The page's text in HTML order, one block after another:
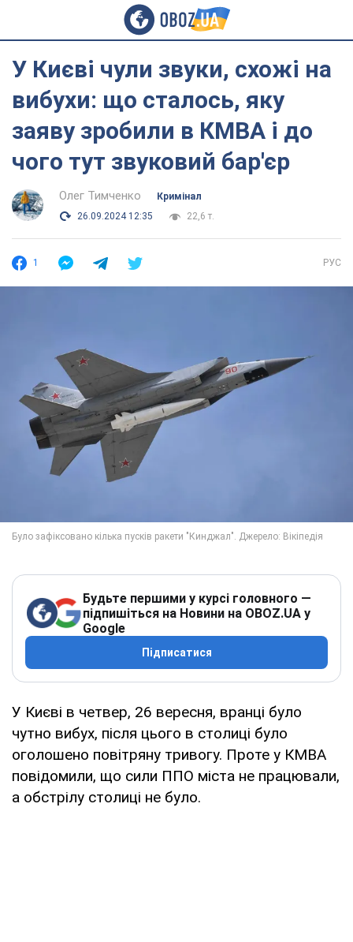
У Києві чули звуки, схожі на
вибухи: що сталось, яку
заяву зробили в КМВА і до
чого тут звуковий бар'єр
Олег Тимченко
Кримінал
26.09.2024 12:35
22,6 т.
1 РУС
Будьте першими у курсі головного —
підпишіться на Новини на OBOZ.UA у
Google
Підписатися
У Києві в четвер, 26 вересня, вранці було
чутно вибух, після цього в столиці було
оголошено повітряну тривогу. Проте у КМВА
повідомили, що сили ППО міста не працювали,
а обстрілу столиці не було.